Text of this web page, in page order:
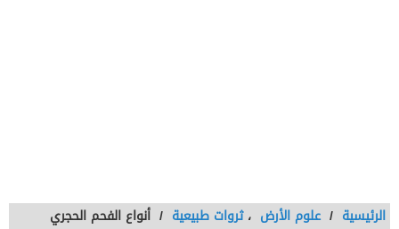
الرئيسية / علوم الأرض ،ثروات طبيعية / أنواع الفحم الحجري